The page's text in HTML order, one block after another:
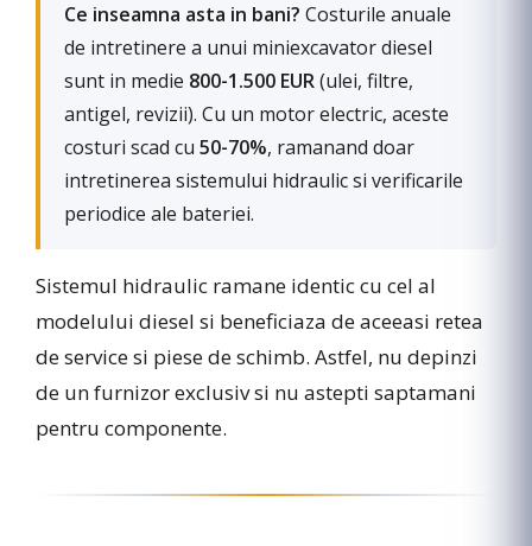
Ce inseamna asta in bani? Costurile anuale
de intretinere a unui miniexcavator diesel
sunt in medie 800-1.500 EUR(ulei, filtre,
antigel, revizii). Cu un motor electric, aceste
costuri scad cu 50-70%, ramanand doar
intretinerea sistemului hidraulic si verificarile
periodice ale bateriei.
Sistemul hidraulic ramane identic cu cel al
modelului diesel si beneficiaza de aceeasi retea
de service si piese de schimb. Astfel, nu depinzi
de un furnizor exclusiv si nu astepti saptamani
pentru componente.